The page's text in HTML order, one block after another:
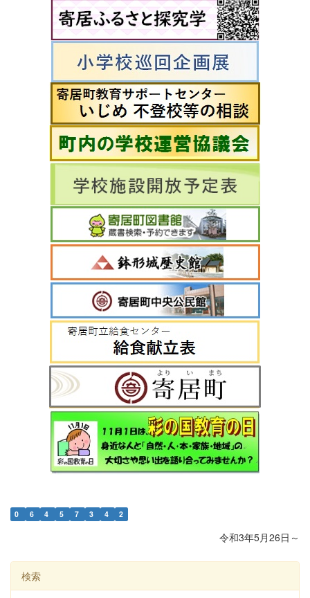
0 6 4 5 7 3 4 2
令和3年5月26日～
検索